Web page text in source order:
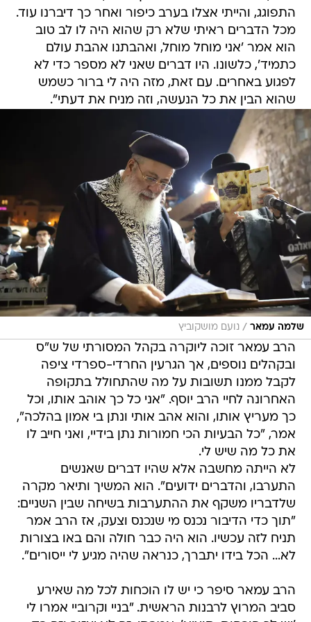
התפוגג, והייתי אצלו בערב כיפור ואחר כך דיברנו עוד.
מכל הדברים ראיתי שלא רק שהוא היה לו לב טוב
הוא אמר 'אני מוחל מוחל, ואהבתנו אהבת עולם
כתמיד', כלשונו. היו דברים שאני לא מספר כדי לא
לפגוע באחרים. עם זאת, מזה היה לי ברור כשמש
שהוא הבין את כל הנעשה, וזה מניח את דעתי".
שלמה עמאר / נועם מושקוביץ
הרב עמאר זוכה ליוקרה בקהל המסורתי של ש"ס
ובקהלים נוספים, אך הגרעין החרדי-ספרדי ציפה
לקבל ממנו תשובות על מה שהתחולל בתקופה
האחרונה לחיי הרב יוסף. "אני כל כך אוהב אותו, וכל
כך מעריץ אותו, והוא אהב אותי ונתן בי אמון בהלכה",
אמר, "כל הבעיות הכי חמורות נתן בידיי, ואני חייב לו
את כל מה שיש לי.
לא הייתה מחשבה אלא שהיו דברים שאנשים
התערבו, והדברים ידועים". הוא המשיך ותיאר מקרה
שלדבריו משקף את ההתערבות בשיחה שבין השניים:
"תוך כדי הדיבור נכנס מי שנכנס וצעק, אז הרב אמר
תניח לזה עכשיו. הוא היה כבר חולה והם באו בצורות
לא... הכל בידו יתברך, כנראה שהיה מגיע לי ייסורים".
הרב עמאר סיפר כי יש לו הוכחות לכל מה שאירע
סביב המרוץ לרבנות הראשית. "בניי וקרוביי אמרו לי